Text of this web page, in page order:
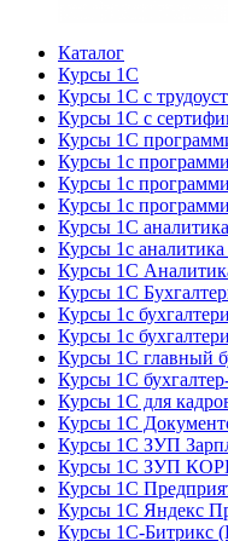
Каталог
Курсы 1С
Курсы 1С с
Курсы 1С с
Курсы 1С
Курсы 1с
Курсы 1с
Курсы 1с
Курсы 1С аналитика
Курсы 1с
Курсы 1С
Курсы 1С
Курсы 1с
Курсы 1с
Курсы 1С главный
Курсы 1С
Курсы 1С для
Курсы 1С
Курсы 1С ЗУП
Курсы 1С ЗУП
Курсы 1С
Курсы 1С Яндекс
Курсы 1С-Битрикс